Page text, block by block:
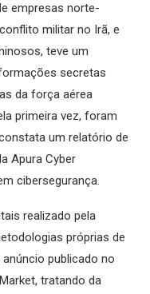
empresas norte-
militar no Irã, e
teve um
secretas
da força aérea
primeira vez, foram
um relatório de
Apura Cyber
cibersegurança.
realizado pela
próprias de
publicado no
tratando da